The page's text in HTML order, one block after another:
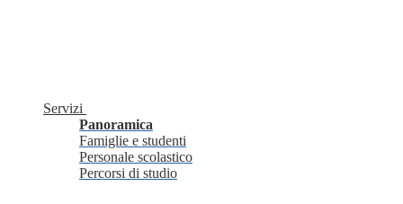
Servizi
Panoramica
Famiglie e studenti
Personale scolastico
Percorsi di studio